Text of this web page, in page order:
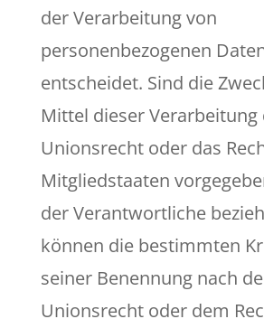
der Verarbeitung von
personenbezogenen
entscheidet. Sind die
Mittel dieser Verarbeitung
Unionsrecht oder das
Mitgliedstaaten
der Verantwortliche
können die bestimmten
seiner Benennung nach
Unionsrecht oder dem